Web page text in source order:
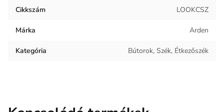
Keret anyaga Fém
Kárpit anyaga Műbőr
Cikkszám LOOKCSZ
Márka Arden
Kategória Bútorok, Szék, Étkezőszék